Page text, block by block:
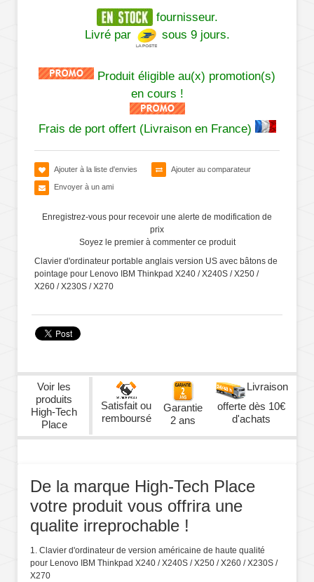
fournisseur.
Livré par
sous 9 jours.
Produit éligible au(x) promotion(s)
en cours !
Frais de port offert (Livraison en France)
Ajouter à la liste d'envies Ajouter au comparateur
Envoyer à un ami
Enregistrez-vous pour recevoir une alerte de modification de
prix
Soyez le premier à commenter ce produit
Clavier d'ordinateur portable anglais version US avec bâtons de
pointage pour Lenovo IBM Thinkpad X240 / X240S / X250 /
X260 / X230S / X270
Voir les
produits
High-Tech
Place
Satisfait ou
remboursé
Garantie
2 ans
Livraison
offerte dès 10€
d'achats
De la marque High-Tech Place
votre produit vous offrira une
qualite irreprochable !
1. Clavier d'ordinateur de version américaine de haute qualité
pour Lenovo IBM Thinkpad X240 / X240S / X250 / X260 / X230S /
X270